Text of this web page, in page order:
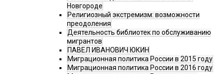
Новгороде
Религиозный экстремизм: возможности
преодоления
Деятельность библиотек по обслуживанию
мигрантов
ПАВЕЛ ИВАНОВИЧ ЮКИН
Миграционная политика России в 2015 году
Миграционная политика России в 2016 году